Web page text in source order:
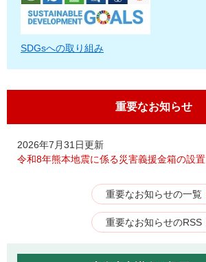
SDGsへの取り組み
重要なお知らせ
2026年7月31日更新
令和8年熊本地震に係る災害義援金箱の設置
重要なお知らせの一覧
重要なお知らせのRSS